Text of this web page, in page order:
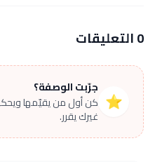
0 التعليقات
⭐
جرّبت الوصفة؟
كن أول من يقيّمها
غيرك يقرر.